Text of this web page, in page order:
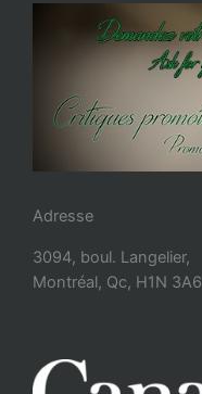
Adresse
3094, boul. Langelier,
Montréal, Qc, H1N 3A6